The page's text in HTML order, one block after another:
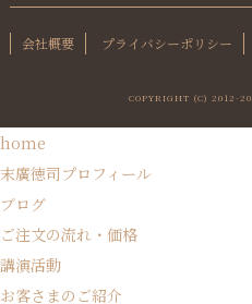
会社概要 プライバシーポリシー
COPYRIGHT (C) 2012-
home
末廣徳司プロフィール
ブログ
ご注文の流れ・価格
講演活動
お客さまのご紹介